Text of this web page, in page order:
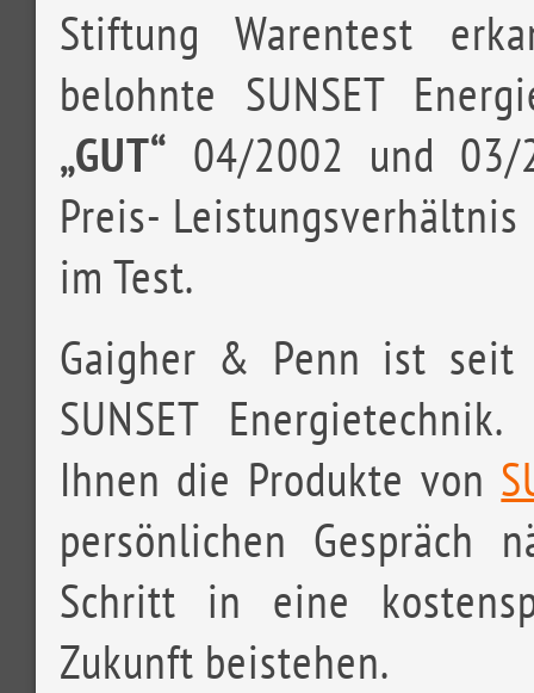
Stiftung Warentest
belohnte SUNSET
„GUT“ 04/2002 und
Preis-
im Test.
Gaigher & Penn ist seit
SUNSET
Ihnen die Produkte von
persönlichen
Schritt in eine
Zukunft beistehen.